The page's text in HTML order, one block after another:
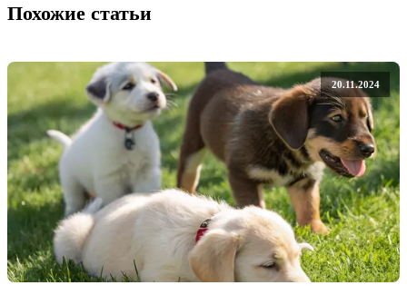
Похожие статьи
20.11.2024